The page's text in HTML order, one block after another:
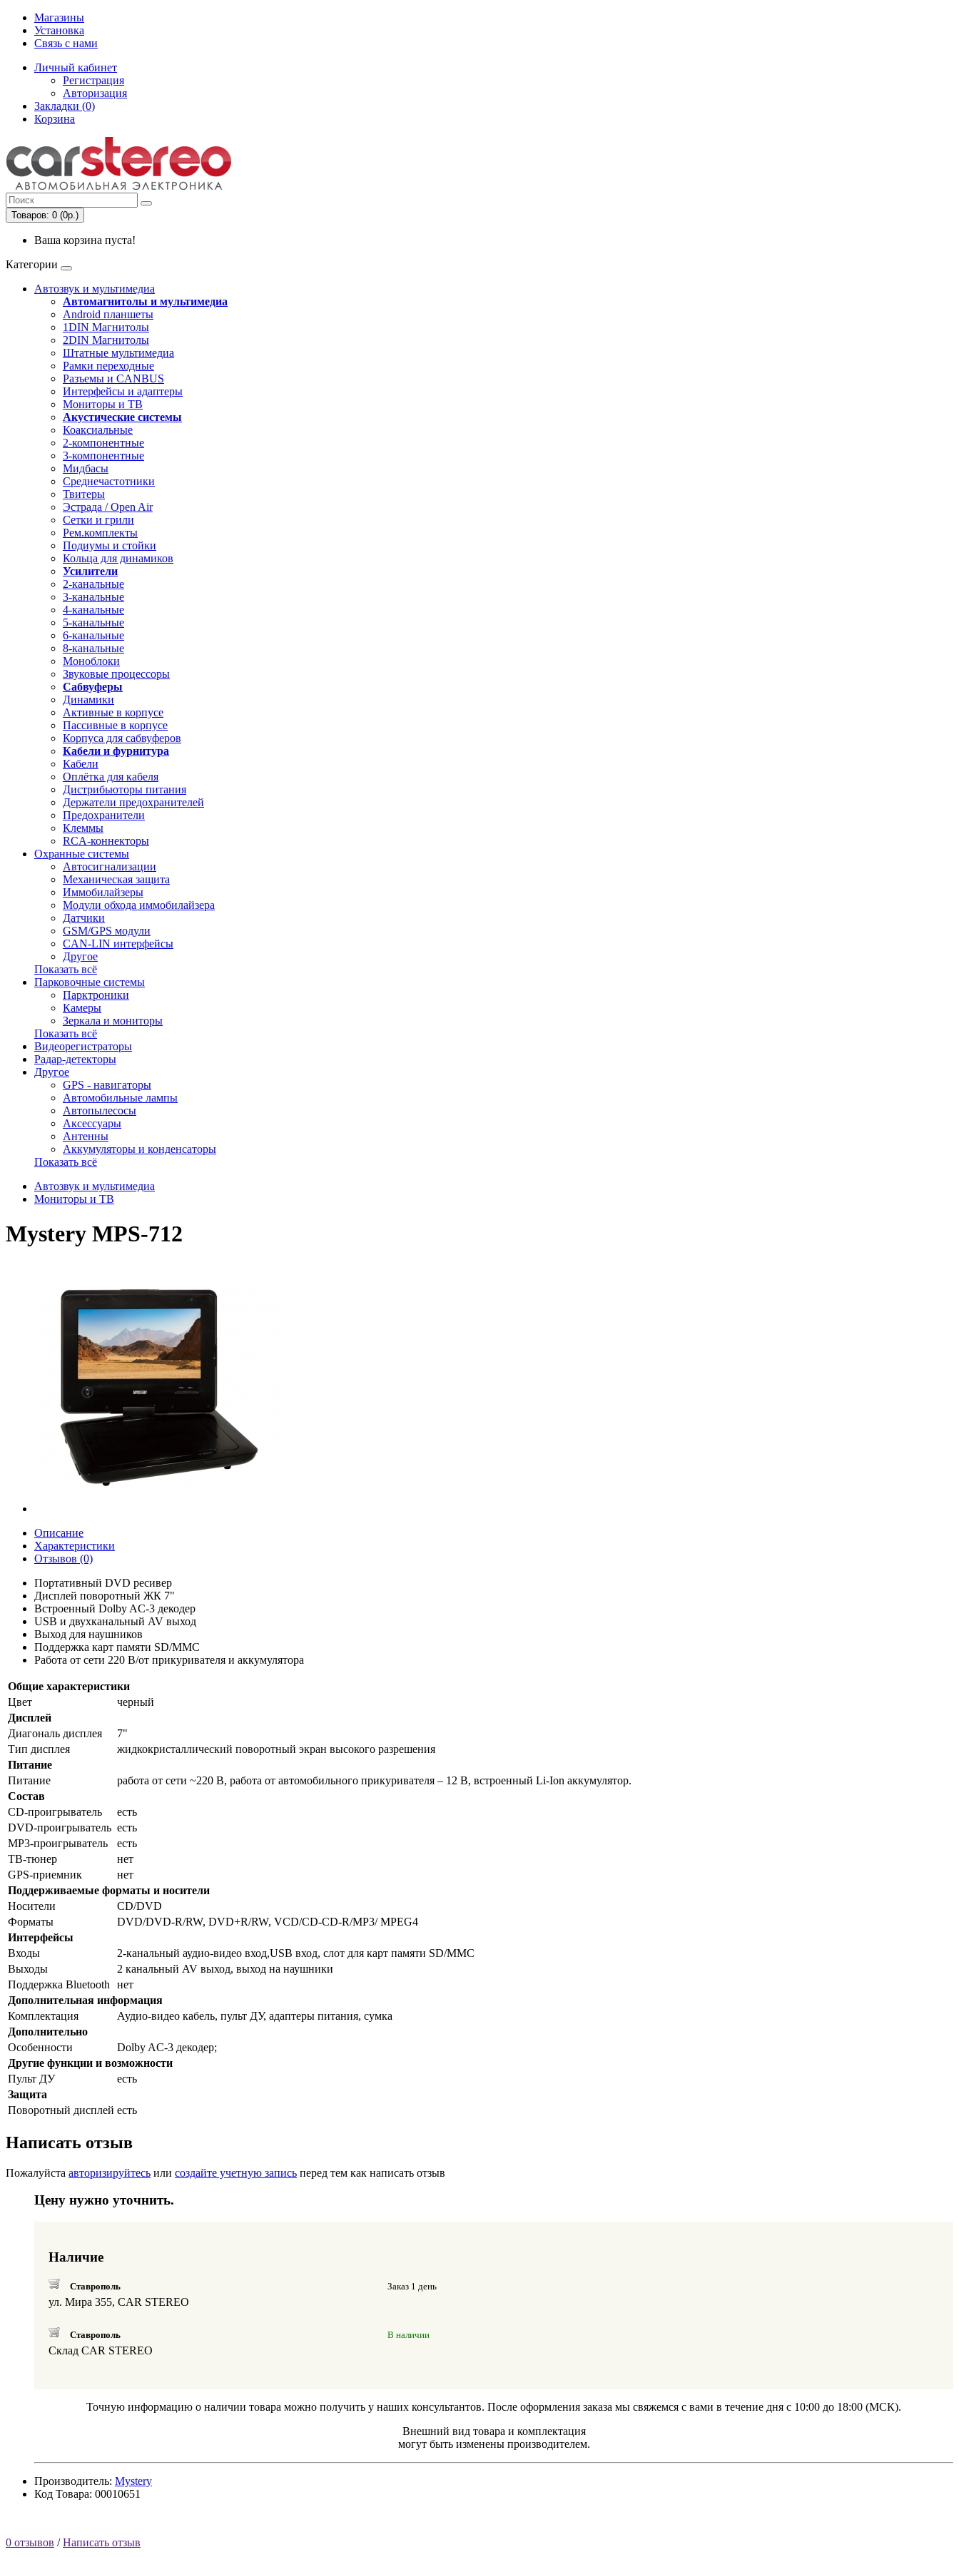
Магазины
Установка
Связь с нами
Личный кабинет
Регистрация
Авторизация
Закладки (0)
Корзина
Товаров: 0 (0р.)
Ваша корзина пуста!
Категории
Автозвук и мультимедиа
Автомагнитолы и мультимедиа
Android планшеты
1DIN Магнитолы
2DIN Магнитолы
Штатные мультимедиа
Рамки переходные
Разъемы и CANBUS
Интерфейсы и адаптеры
Мониторы и ТВ
Акустические системы
Коаксиальные
2-компонентные
3-компонентные
Мидбасы
Среднечастотники
Твитеры
Эстрада / Open Air
Сетки и грили
Рем.комплекты
Подиумы и стойки
Кольца для динамиков
Усилители
2-канальные
3-канальные
4-канальные
5-канальные
6-канальные
8-канальные
Моноблоки
Звуковые процессоры
Сабвуферы
Динамики
Активные в корпусе
Пассивные в корпусе
Корпуса для сабвуферов
Кабели и фурнитура
Кабели
Оплётка для кабеля
Дистрибьюторы питания
Держатели предохранителей
Предохранители
Клеммы
RCA-коннекторы
Охранные системы
Автосигнализации
Механическая защита
Иммобилайзеры
Модули обхода иммобилайзера
Датчики
GSM/GPS модули
CAN-LIN интерфейсы
Другое
Показать всё
Парковочные системы
Парктроники
Камеры
Зеркала и мониторы
Показать всё
Видеорегистраторы
Радар-детекторы
Другое
GPS - навигаторы
Автомобильные лампы
Автопылесосы
Аксессуары
Антенны
Аккумуляторы и конденсаторы
Показать всё
Автозвук и мультимедиа
Мониторы и ТВ
Mystery MPS-712
Описание
Характеристики
Отзывов (0)
Портативный DVD ресивер
Дисплей поворотный ЖК 7"
Встроенный Dolby AC-3 декодер
USB и двухканальный AV выход
Выход для наушников
Поддержка карт памяти SD/MMC
Работа от сети 220 В/от прикуривателя и аккумулятора
Общие характеристики
Цвет
черный
Дисплей
Диагональ дисплея
7"
Тип дисплея
жидкокристаллический поворотный экран высокого разрешения
Питание
Питание
работа от сети ~220 В, работа от автомобильного прикуривателя – 12 В, встроенный Li-Ion аккумулятор.
Состав
CD-проигрыватель
есть
DVD-проигрыватель есть
MP3-проигрыватель
есть
ТВ-тюнер
нет
GPS-приемник
нет
Поддерживаемые форматы и носители
Носители
CD/DVD
Форматы
DVD/DVD-R/RW, DVD+R/RW, VCD/CD-CD-R/MP3/ MPEG4
Интерфейсы
Входы
2-канальный аудио-видео вход,USB вход, слот для карт памяти SD/MMC
Выходы
2 канальный AV выход, выход на наушники
Поддержка Bluetooth
нет
Дополнительная информация
Комплектация
Аудио-видео кабель, пульт ДУ, адаптеры питания, сумка
Дополнительно
Особенности
Dolby AC-3 декодер;
Другие функции и возможности
Пульт ДУ
есть
Защита
Поворотный дисплей есть
Написать отзыв
Пожалуйста авторизируйтесь или создайте учетную запись перед тем как написать отзыв
Цену нужно уточнить.
Наличие
Ставрополь Заказ 1 день
ул. Мира 355, CAR STEREO
Ставрополь В наличии
Склад CAR STEREO
Точную информацию о наличии товара можно получить у наших консультантов. После оформления заказа мы свяжемся с вами в течение дня с 10:00 до 18:00 (МСК).
Внешний вид товара и комплектация
могут быть изменены производителем.
Производитель: Mystery
Код Товара: 00010651
0 отзывов /Написать отзыв